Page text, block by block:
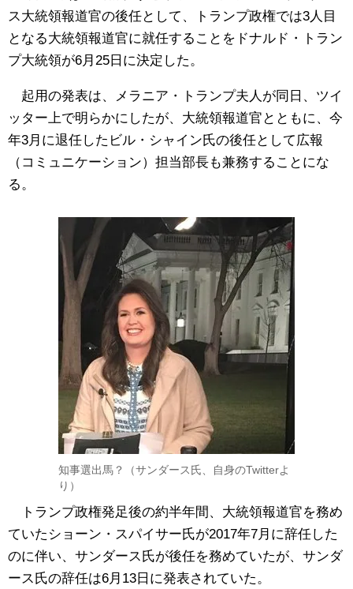
ス大統領報道官の後任として、トランプ政権では3人目
となる大統領報道官に就任することをドナルド・トラン
プ大統領が6月25日に決定した。
起用の発表は、メラニア・トランプ夫人が同日、ツイ
ッター上で明らかにしたが、大統領報道官とともに、今
年3月に退任したビル・シャイン氏の後任として広報
（コミュニケーション）担当部長も兼務することにな
る。
知事選出馬？（サンダース氏、自身のTwitterよ
り）
トランプ政権発足後の約半年間、大統領報道官を務め
ていたショーン・スパイサー氏が2017年7月に辞任した
のに伴い、サンダース氏が後任を務めていたが、サンダ
ース氏の辞任は6月13日に発表されていた。